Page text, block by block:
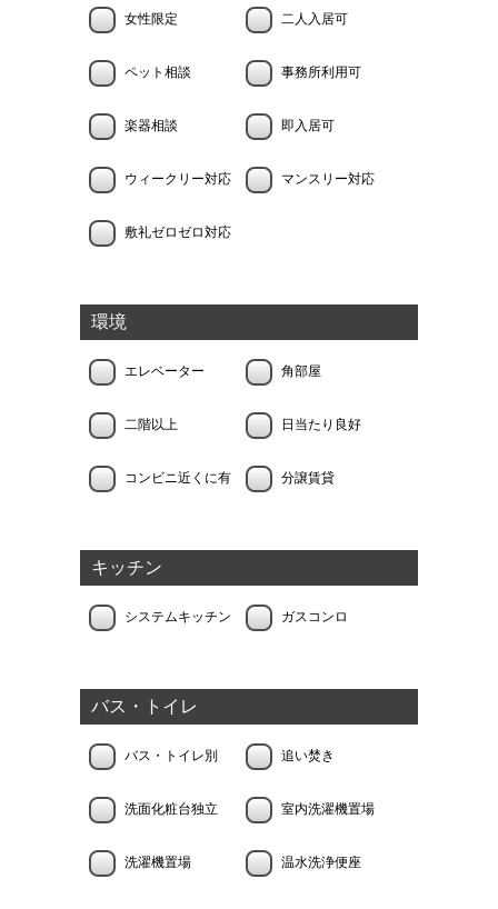
女性限定 二人入居可
ペット相談 事務所利用可
楽器相談 即入居可
ウィークリー対応 マンスリー対応
敷礼ゼロゼロ対応
環境
エレベーター 角部屋
二階以上 日当たり良好
コンビニ近くに有 分譲賃貸
キッチン
システムキッチン ガスコンロ
バス・トイレ
バス・トイレ別 追い焚き
洗面化粧台独立 室内洗濯機置場
洗濯機置場 温水洗浄便座